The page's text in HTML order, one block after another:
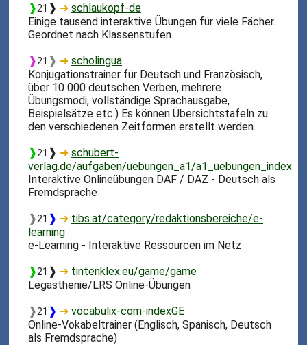
❱21 ❱ ➜schlaukopf-de
Einige tausend interaktive Übungen für viele Fächer.
Geordnet nach Klassenstufen.
❱21 ❱ ➜scholingua
Konjugationstrainer für Deutsch und Französisch,
über 10 000 deutschen Verben, mehrere
Übungsmodi, vollständige Sprachausgabe,
Beispielsätze etc.) Es können Übersichtstafeln zu
den verschiedenen Zeitformen erstellt werden.
❱21 ❱ ➜schubert-
verlag.de/aufgaben/uebungen_a1/a1_uebungen_index
Interaktive Onlineübungen DAF / DAZ - Deutsch als
Fremdsprache
❱21 ❱ ➜ tibs.at/category/redaktionsbereiche/e-
learning
e-Learning - Interaktive Ressourcen im Netz
❱21 ❱ ➜ tintenklex.eu/game/game
Legasthenie/LRS Online-Übungen
❱21 ❱ ➜vocabulix-com-indexGE
Online-Vokabeltrainer (Englisch, Spanisch, Deutsch
als Fremdsprache)